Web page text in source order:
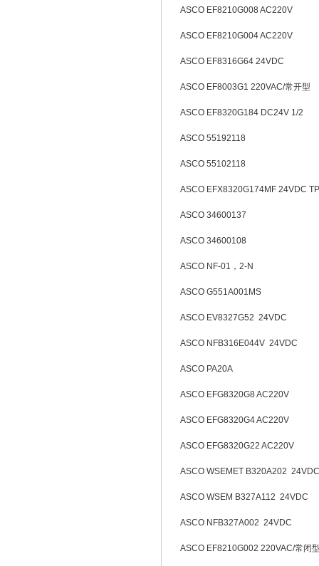
ASCO EF8210G008 AC220V
ASCO EF8210G004 AC220V
ASCO EF8316G64 24VDC
ASCO EF8003G1 220VAC/常开型
ASCO EF8320G184 DC24V 1/2
ASCO 55192118
ASCO 55102118
ASCO EFX8320G174MF 24VDC
ASCO 34600137
ASCO 34600108
ASCO NF-01，2-N
ASCO G551A001MS
ASCO EV8327G52 24VDC
ASCO NFB316E044V 24VDC
ASCO PA20A
ASCO EFG8320G8 AC220V
ASCO EFG8320G4 AC220V
ASCO EFG8320G22 AC220V
ASCO WSEMET B320A202
ASCO WSEM B327A112 24VDC
ASCO NFB327A002 24VDC
ASCO EF8210G002 220VAC/常闭